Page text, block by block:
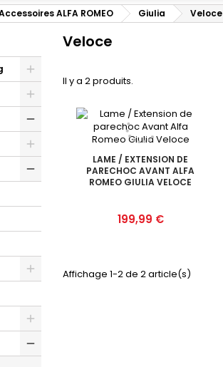
ALFA ROMEO Giulia Veloce
Veloce
Il y a 2 produits.
LAME / EXTENSION DE
PARECHOC AVANT ALFA
ROMEO GIULIA VELOCE
Prix
199,99 €
Affichage 1-2 de 2 article(s)